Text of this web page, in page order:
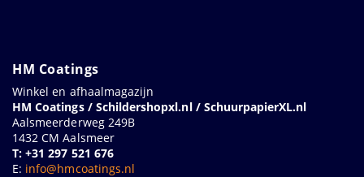
HM Coatings
Winkel en afhaalmagazijn
HM Coatings / Schildershopxl.nl / SchuurpapierXL.nl
Aalsmeerderweg 249B
1432 CM Aalsmeer
T: +31 297 521 676
E: info@hmcoatings.nl